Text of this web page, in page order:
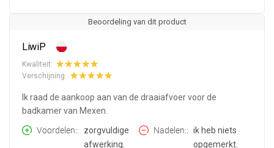
Beoordeling van dit product
LiwiP
Kwaliteit:
Verschijning:
Ik raad de aankoop aan van de draaiafvoer voor de
badkamer van Mexen.
Voordelen:
zorgvuldige
afwerking.
Nadelen:
ik heb niets
opgemerkt.